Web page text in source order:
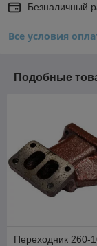
Безналичный
Все условия
Подобные
Переходник 260-